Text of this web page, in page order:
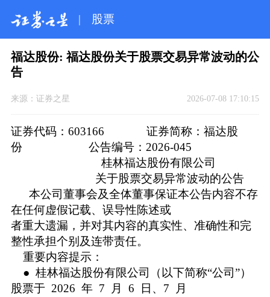
| 股票
福达股份: 福达股份关于股票交易异常波动的公
告
来源： 证券之星 2026-07-08 17:10:15
证券代码：603166 证券简称：福达股
份 公告编号：2026-045
桂林福达股份有限公司
关于股票交易异常波动的公告
本公司董事会及全体董事保证本公告内容不存
在任何虚假记载、误导性陈述或
者重大遗漏，并对其内容的真实性、准确性和完
整性承担个别及连带责任。
重要内容提示：
● 桂林福达股份有限公司（以下简称“公司”）
股票于 2026 年 7 月 6 日、7 月